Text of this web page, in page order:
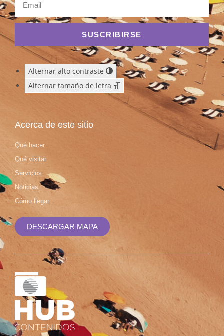
SUSCRIBIRSE
Alternar alto contraste
Alternar tamaño de letra
Acerca de este sitio
Qué hacer
Qué visitar
Servicios
Noticias
Cómo llegar
DESCARGAR MAPA